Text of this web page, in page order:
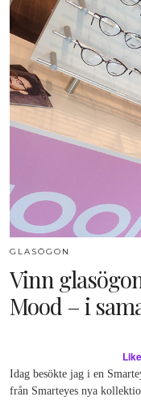
GLASÖGON
Vinn
Mood – i
Idag besökte jag i en
från Smarteyes nya